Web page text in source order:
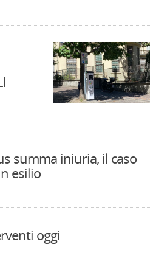
summa iniuria, il caso
esilio
oggi